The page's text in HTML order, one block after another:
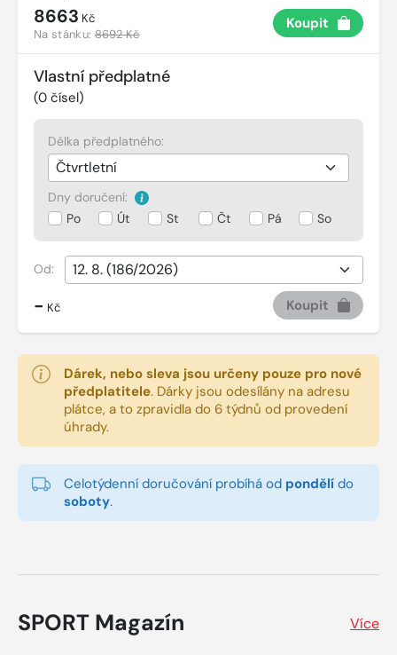
8663 Kč
Na stánku:8692 Kč
Koupit
Vlastní předplatné
(0 čísel)
Délka předplatného:
Dny doručení:
Po
Út St Čt Pá So
Od:
- Kč Koupit
Dárek, nebo sleva jsou určeny pouze pro nové
předplatitele. Dárky jsou odesílány na adresu
plátce, a to zpravidla do 6 týdnů od provedení
úhrady.
Celotýdenní doručování probíhá od pondělí do
soboty.
SPORT Magazín Více